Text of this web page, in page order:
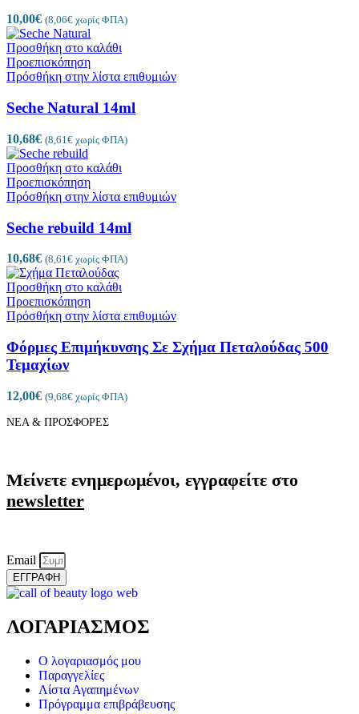
10,00€ (8,06€ χωρίς ΦΠΑ)
Προσθήκη στο καλάθι
Προεπισκόπηση
Πρόσθήκη στην λίστα επιθυμιών
Seche Natural 14ml
10,68€ (8,61 € χωρίς ΦΠΑ)
Προσθήκη στο καλάθι
Προεπισκόπηση
Πρόσθήκη στην λίστα επιθυμιών
Seche rebuild 14ml
10,68€ (8,61€ χωρίς ΦΠΑ)
Προσθήκη στο καλάθι
Προεπισκόπηση
Πρόσθήκη στην λίστα επιθυμιών
Φόρμες Επιμήκυνσης Σε Σχήμα Πεταλούδας 500
Τεμαχίων
12,00€ (9,68€ χωρίς ΦΠΑ)
ΝΕΑ & ΠΡΟΣΦΟΡΕΣ
Μείνετε ενημερωμένοι, εγγραφείτε στο
newsletter
Email
ΕΓΓΡΑΦΗ
ΛΟΓΑΡΙΑΣΜΟΣ
Ο λογαριασμός μου
Παραγγελίες
Λίστα Αγαπημένων
Πρόγραμμα επιβράβευσης